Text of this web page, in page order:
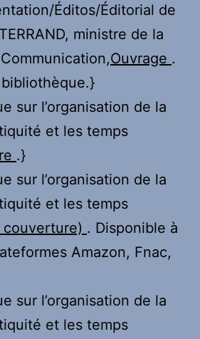
Éditos/Éditorial de
ministre de la
Ouvrage .
sur l’organisation de la
et les temps
.}
sur l’organisation de la
et les temps
couverture) . Disponible à
Amazon, Fnac,
sur l’organisation de la
et les temps